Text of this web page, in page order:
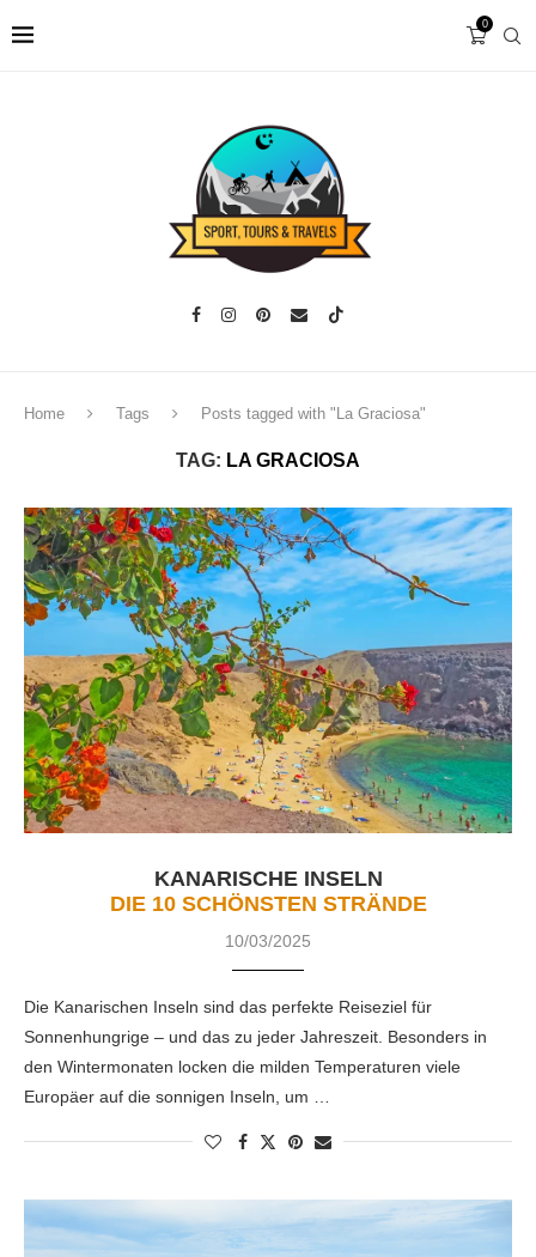
0
Home Tags Posts tagged with "La Graciosa"
TAG: LA GRACIOSA
KANARISCHE INSELN
DIE 10 SCHÖNSTEN STRÄNDE
10/03/2025
Die Kanarischen Inseln sind das perfekte Reiseziel für
Sonnenhungrige – und das zu jeder Jahreszeit. Besonders in
den Wintermonaten locken die milden Temperaturen viele
Europäer auf die sonnigen Inseln, um …